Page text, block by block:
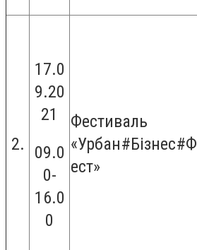
2.
17.0
9.20
21
09.0
0-
16.0
0
Фестиваль
«Урбан#Бізнес#Ф
ест»